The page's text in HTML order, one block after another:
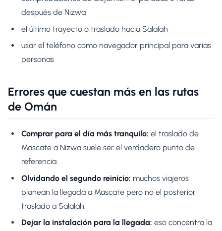
después de Nizwa
el último trayecto o traslado hacia Salalah
usar el teléfono como navegador principal para varias
personas
Errores que cuestan más en las rutas
de Omán
Comprar para el día más tranquilo: el traslado de
Mascate a Nizwa suele ser el verdadero punto de
referencia.
Olvidando el segundo reinicio: muchos viajeros
planean la llegada a Mascate pero no el posterior
traslado a Salalah.
Dejar la instalación para la llegada: eso concentra la